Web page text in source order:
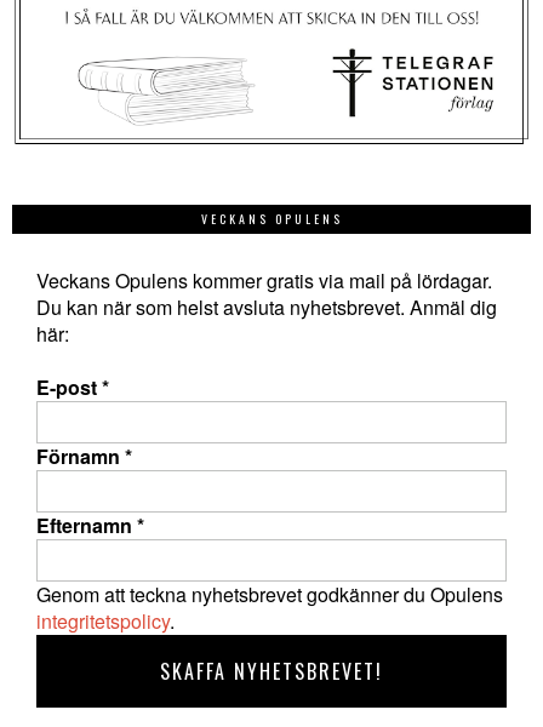
VECKANS OPULENS
Veckans Opulens kommer gratis via mail på lördagar.
Du kan när som helst avsluta nyhetsbrevet. Anmäl dig
här:
E-post*
Förnamn *
Efternamn *
Genom att teckna nyhetsbrevet godkänner du Opulens
integritetspolicy.